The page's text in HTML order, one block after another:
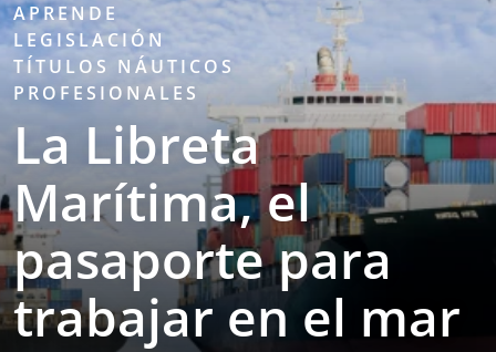
APRENDE
LEGISLACIÓN
TÍTULOS NÁUTICOS
PROFESIONALES
La Libreta
Marítima, el
pasaporte para
trabajar en el mar